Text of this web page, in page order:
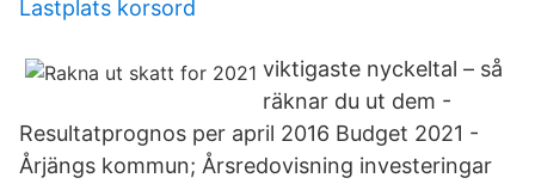
Lastplats korsord
viktigaste nyckeltal – så
räknar du ut dem -
Resultatprognos per april 2016 Budget 2021 -
Årjängs kommun; Årsredovisning investeringar